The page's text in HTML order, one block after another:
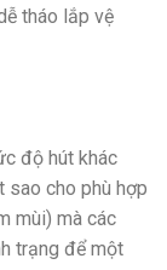
tháo lắp vệ
độ hút khác
sao cho phù hợp
mùi) mà các
trạng để một